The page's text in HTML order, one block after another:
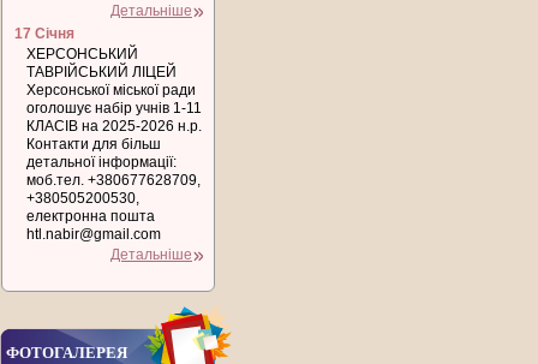
Детальніше
17 Січня
ХЕРСОНСЬКИЙ
ТАВРІЙСЬКИЙ ЛІЦЕЙ
Херсонської міської ради
оголошує набір учнів 1-11
КЛАСІВ на 2025-2026 н.р.
Контакти для більш
детальної інформації:
моб.тел. +380677628709,
+380505200530,
електронна пошта
htl.nabir@gmail.com
Детальніше
ФОТОГАЛЕРЕЯ